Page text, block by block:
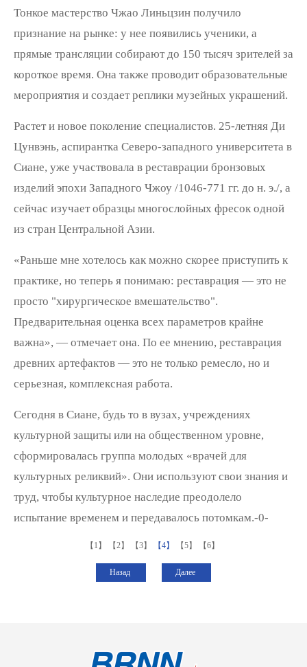
Тонкое мастерство Чжао Линьцзин получило
признание на рынке: у нее появились ученики, а
прямые трансляции собирают до 150 тысяч зрителей за
короткое время. Она также проводит образовательные
мероприятия и создает реплики музейных украшений.
Растет и новое поколение специалистов. 25-летняя Ди
Цунвэнь, аспирантка Северо-западного университета в
Сиане, уже участвовала в реставрации бронзовых
изделий эпохи Западного Чжоу /1046-771 гг. до н. э./, а
сейчас изучает образцы многослойных фресок одной
из стран Центральной Азии.
«Раньше мне хотелось как можно скорее приступить к
практике, но теперь я понимаю: реставрация — это не
просто "хирургическое вмешательство".
Предварительная оценка всех параметров крайне
важна», — отмечает она. По ее мнению, реставрация
древних артефактов — это не только ремесло, но и
серьезная, комплексная работа.
Сегодня в Сиане, будь то в вузах, учреждениях
культурной защиты или на общественном уровне,
сформировалась группа молодых «врачей для
культурных реликвий». Они используют свои знания и
труд, чтобы культурное наследие преодолело
испытание временем и передавалось потомкам.-0-
【1】 【2】 【3】 【4】 【5】 【6】
Назад Далее